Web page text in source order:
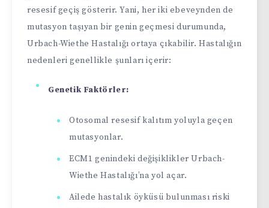
resesif geçiş gösterir. Yani, her iki ebeveynden de
mutasyon taşıyan bir genin geçmesi durumunda,
Urbach-Wiethe Hastalığı ortaya çıkabilir. Hastalığın
nedenleri genellikle şunları içerir:
Genetik Faktörler:
Otosomal resesif kalıtım yoluyla geçen
mutasyonlar.
ECM1 genindeki değişiklikler Urbach-
Wiethe Hastalığı’na yol açar.
Ailede hastalık öyküsü bulunması riski